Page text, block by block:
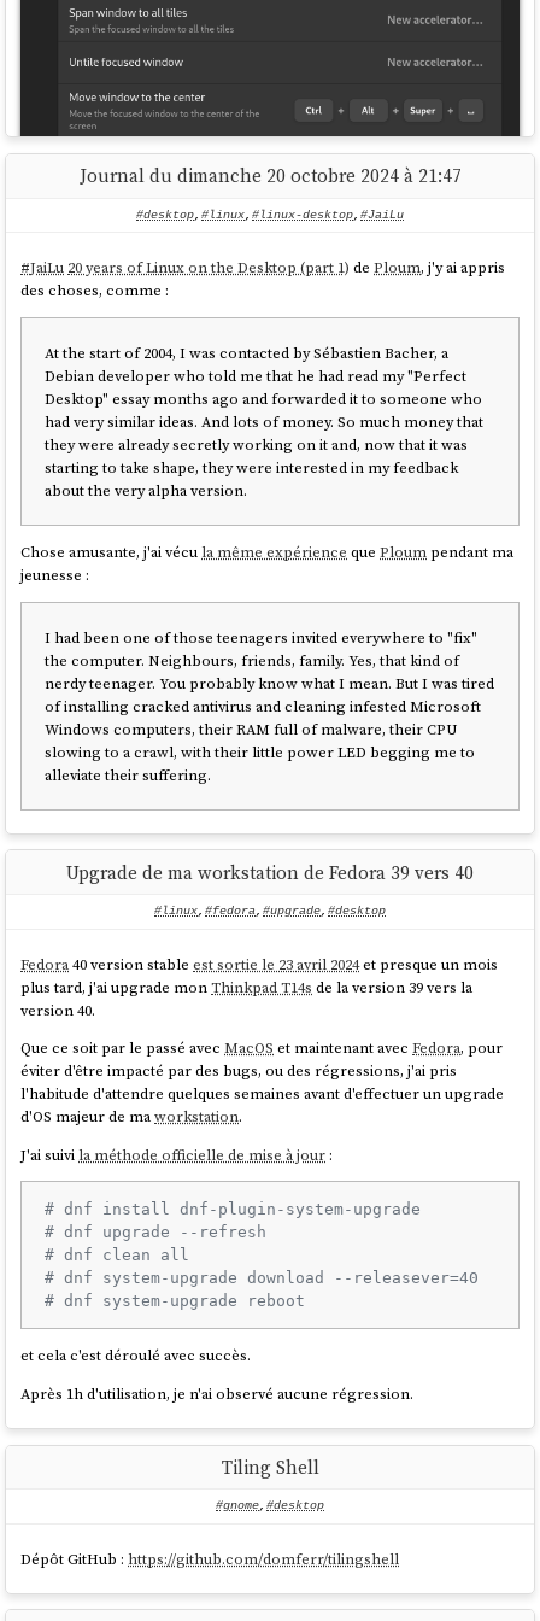
Je ne comprends pas, les raccourcisSuper + ➡️etSuper + ⬅️
semblent pas fonctionner.
À la lecture du README de l'extension, je constate qu'elle propose
beaucoup de petites astuces. Je vais essayer de les apprendre au fur et
à mesure.
Journal du dimanche 20 octobre 2024 à 21:47
#desktop, #linux, #linux-desktop, #JaiLu
#JaiLu 20 years of Linux on the Desktop (part 1) dePloum, j'y ai appris
des choses, comme :
At the start of 2004, I was contacted by Sébastien Bacher, a
Debian developer who told me that he had read my "Perfect
Desktop" essay months ago and forwarded it to someone who
had very similar ideas. And lots of money. So much money that
they were already secretly working on it and, now that it was
starting to take shape, they were interested in my feedback
about the very alpha version.
Chose amusante, j'ai vécu la même expérience quePloum pendant ma
jeunesse :
I had been one of those teenagers invited everywhere to "fix"
the computer. Neighbours, friends, family. Yes, that kind of
nerdy teenager. You probably know what I mean. But I was tired
of installing cracked antivirus and cleaning infested Microsoft
Windows computers, their RAM full of malware, their CPU
slowing to a crawl, with their little power LED begging me to
alleviate their suffering.
Upgrade de ma workstation de Fedora 39 vers 40
#linux, #fedora, #upgrade, #desktop
Fedora40 version stableest sortie le 23 avril 2024et presque un mois
plus tard, j'ai upgrade monThinkpad T14s de la version 39 vers la
version 40.
Que ce soit par le passé avecMacOS et maintenant avecFedora, pour
éviter d'être impacté par des bugs, ou des régressions, j'ai pris
l'habitude d'attendre quelques semaines avant d'effectuer un upgrade
d'OS majeur de maworkstation.
J'ai suivi la méthode officielle de mise à jour :
# dnf install dnf-plugin-system-upgrade
# dnf upgrade --refresh
# dnf clean all
# dnf system-upgrade download --releasever=40
# dnf system-upgrade reboot
et cela c'est déroulé avec succès.
Après 1h d'utilisation, je n'ai observé aucune régression.
Tiling Shell
#gnome, #desktop
Dépôt GitHub : https://github.com/domferr/tilingshell